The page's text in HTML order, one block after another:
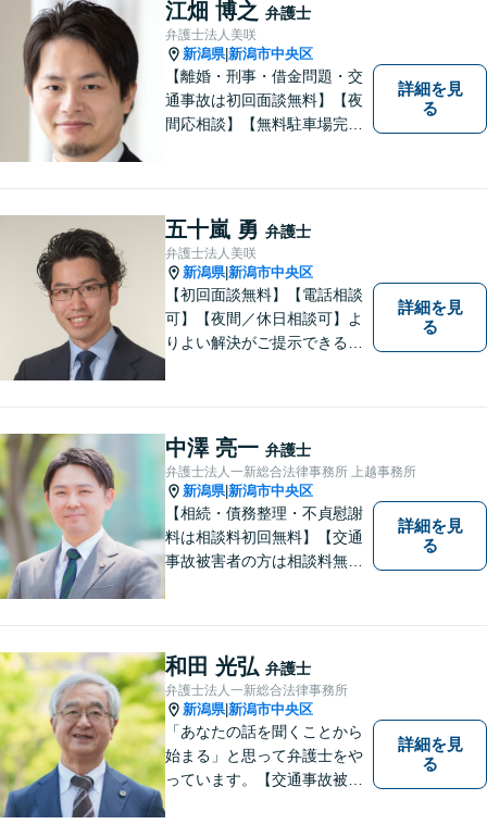
します
江畑 博之 弁護士
弁護士法人美咲
新潟県|新潟市中央区
【離婚・刑事・借金問題・交
通事故は初回面談無料】【夜
間応相談】【無料駐車場完
語も丁寧に解説いたします。
個人の方も法人の方も、お気
軽にご相談ください。
詳細を見
る
五十嵐 勇 弁護士
弁護士法人美咲
新潟県|新潟市中央区
【初回面談無料】【電話相談
可】【夜間／休日相談可】よ
りよい解決がご提示できるよ
お気軽にご相談ください。
詳細を見
る
中澤 亮一 弁護士
弁護士法人一新総合法律事務所 上越事務所
新潟県|新潟市中央区
【相続・債務整理・不貞慰謝
料は相談料初回無料】【交通
事故被害者の方は相談料無料
ただける弁護士になりたいと
思っています。
詳細を見
る
和田 光弘 弁護士
弁護士法人一新総合法律事務所
新潟県|新潟市中央区
「あなたの話を聞くことから
始まる」と思って弁護士をや
っています。【交通事故被害
詳細を見
る